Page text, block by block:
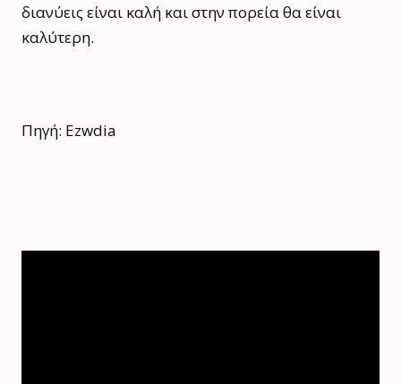
διανύεις είναι καλή και στην πορεία θα είναι
καλύτερη.
Πηγή: Ezwdia